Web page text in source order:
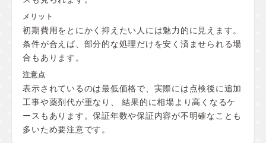
初期費用をとにかく抑えたい人には魅力的に見えます。
条件が合えば、部分的な処理だけを安く済ませられる場
合もあります。
表示されているのは最低価格で、実際には点検後に追加
工事や薬剤代が重なり、 結果的に相場より高くなるケ
ースもあります。保証年数や保証内容が不明確なことも
多いため要注意です。